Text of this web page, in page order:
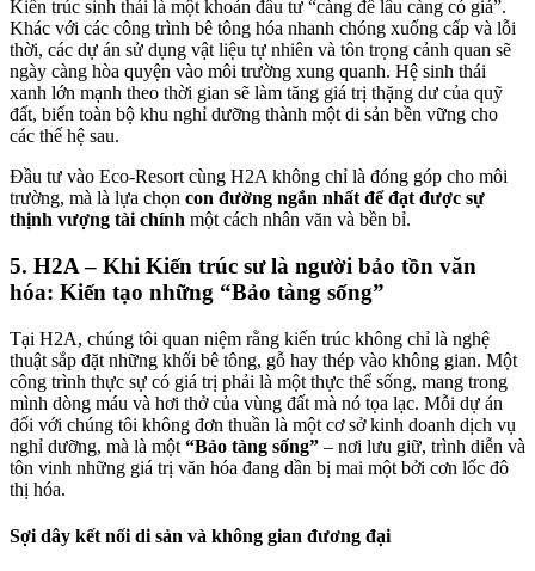
Kiến trúc sinh thái là một khoản đầu tư “càng để lâu càng có giá”.
Khác với các công trình bê tông hóa nhanh chóng xuống cấp và lỗi
thời, các dự án sử dụng vật liệu tự nhiên và tôn trọng cảnh quan sẽ
ngày càng hòa quyện vào môi trường xung quanh. Hệ sinh thái
xanh lớn mạnh theo thời gian sẽ làm tăng giá trị thặng dư của quỹ
đất, biến toàn bộ khu nghỉ dưỡng thành một di sản bền vững cho
các thế hệ sau.
Đầu tư vào Eco-Resort cùng H2A không chỉ là đóng góp cho môi
trường, mà là lựa chọn con đường ngắn nhất để đạt được sự
thịnh vượng tài chính một cách nhân văn và bền bỉ.
5. H2A – Khi Kiến trúc sư là người bảo tồn văn
hóa: Kiến tạo những “Bảo tàng sống”
Tại H2A, chúng tôi quan niệm rằng kiến trúc không chỉ là nghệ
thuật sắp đặt những khối bê tông, gỗ hay thép vào không gian. Một
công trình thực sự có giá trị phải là một thực thể sống, mang trong
mình dòng máu và hơi thở của vùng đất mà nó tọa lạc. Mỗi dự án
đối với chúng tôi không đơn thuần là một cơ sở kinh doanh dịch vụ
nghỉ dưỡng, mà là một “Bảo tàng sống” – nơi lưu giữ, trình diễn và
tôn vinh những giá trị văn hóa đang dần bị mai một bởi cơn lốc đô
thị hóa.
Sợi dây kết nối di sản và không gian đương đại